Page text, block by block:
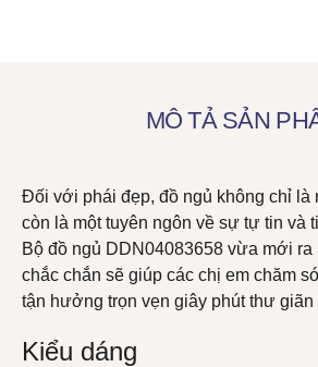
MÔ TẢ SẢN
Đối với phái đẹp, đồ ngủ không chỉ là
còn là một tuyên ngôn về sự tự tin và
Bộ đồ ngủ DDN04083658 vừa mới ra
chắc chắn sẽ giúp các chị em chăm
tận hưởng trọn vẹn giây phút thư giãn
Kiểu dáng